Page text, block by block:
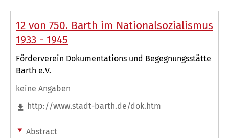
12 von 750. Barth im Nationalsozialismus
1933 - 1945
Förderverein Dokumentations und Begegnungsstätte
Barth e.V.
keine Angaben
http://www.stadt-barth.de/dok.htm
Abstract